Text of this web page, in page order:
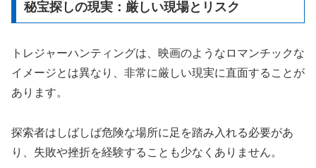
秘宝探しの現実：厳しい現場とリスク
トレジャーハンティングは、映画のようなロマンチックな
イメージとは異なり、非常に厳しい現実に直面することが
あります。
探索者はしばしば危険な場所に足を踏み入れる必要があ
り、失敗や挫折を経験することも少なくありません。